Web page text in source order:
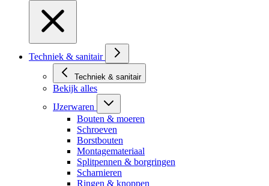
Techniek & sanitair
Techniek & sanitair
Bekijk alles
IJzerwaren
Bouten & moeren
Schroeven
Borstbouten
Montagemateriaal
Splitpennen & borgringen
Scharnieren
Ringen & knoppen